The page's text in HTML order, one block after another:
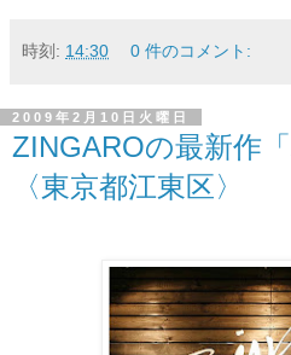
時刻: 14:30 0 件のコメント:
2009年2月10日火曜日
ZINGAROの最新作
〈東京都江東区〉